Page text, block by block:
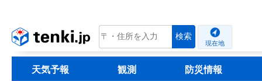
tenki.jp 検索
現在地
天気予報 観測 防災情報